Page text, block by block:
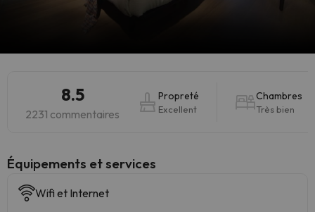
8.5
2231 commentaires
Propreté
Excellent
Chambres
Très bien
​Équipements et services
Wifi et Internet